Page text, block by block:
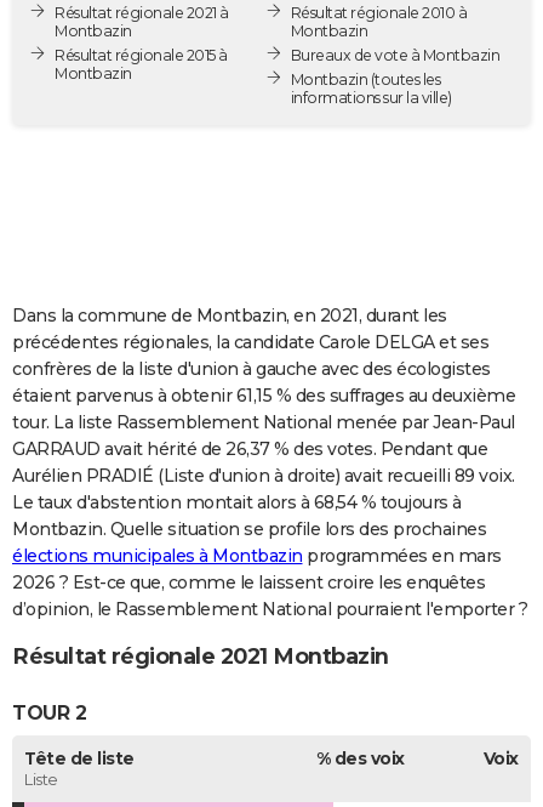
Destinations
City break
Voyage nature
Voyage de noces
Forum
PHOTO
GUIDES D'ACHAT
COPAINS D'AVANT
S'inscrire
Se connecter
Lycées
Collèges
Primaires
Universités
Entreprises
Service militaire
Avis de recherche
AVIS DE DÉCÈS
FORUM
Bricolage
Lifestyle
Culture
Sport
Auto
Television
Voyage
Cinema
Résultat régionale 2021 à
Montbazin
Résultat régionale 2015 à
Montbazin
Résultat régionale 2010 à
Montbazin
Bureaux de vote à Montbazin
Montbazin (toutes les
informations sur la ville)
Dans la commune de Montbazin, en 2021, durant les
précédentes régionales, la candidate Carole DELGA et ses
confrères de la liste d'union à gauche avec des écologistes
étaient parvenus à obtenir 61,15 % des suffrages au deuxième
tour. La liste Rassemblement National menée par Jean-Paul
GARRAUD avait hérité de 26,37 % des votes. Pendant que
Aurélien PRADIÉ (Liste d'union à droite) avait recueilli 89 voix.
Le taux d'abstention montait alors à 68,54 % toujours à
Montbazin. Quelle situation se profile lors des prochaines
élections municipales à Montbazin programmées en mars
2026 ? Est-ce que, comme le laissent croire les enquêtes
d’opinion, le Rassemblement National pourraient l'emporter ?
Résultat régionale 2021 Montbazin
TOUR 2
Tête de liste
Liste
% des voix Voix